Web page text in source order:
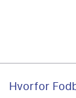
Hvorfor